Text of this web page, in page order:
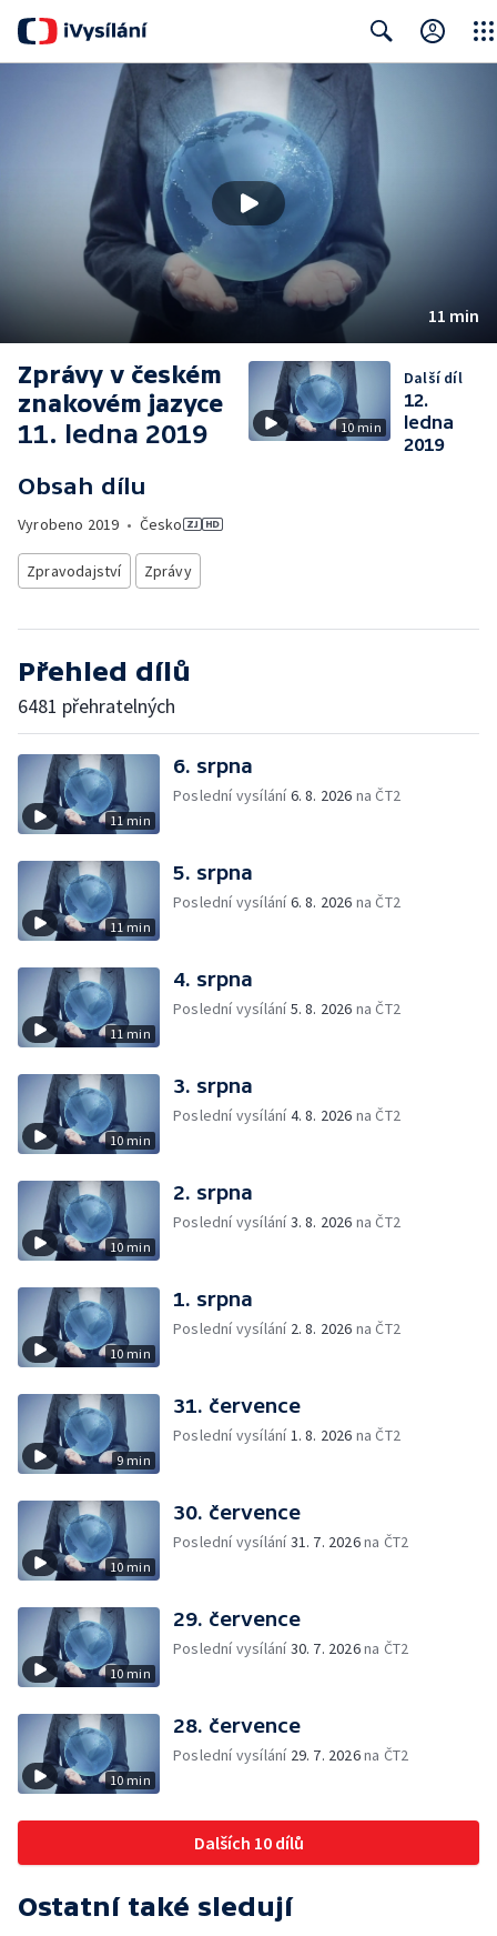
Search
11 min
Zprávy v českém
znakovém jazyce
11. ledna 2019
Obsah dílu
Vyrobeno 2019 • Česko
Zpravodajství Zprávy
10 min
Další díl
12.
ledna
2019
Přehled dílů
6481 přehratelných
11 min
6. srpna
Poslední vysílání6. 8. 2026 na ČT2
11 min
5. srpna
Poslední vysílání6. 8. 2026 na ČT2
11 min
4. srpna
Poslední vysílání5. 8. 2026 na ČT2
10 min
3. srpna
Poslední vysílání4. 8. 2026 na ČT2
10 min
2. srpna
Poslední vysílání3. 8. 2026 na ČT2
10 min
1. srpna
Poslední vysílání 2. 8. 2026 na ČT2
9 min
31. července
Poslední vysílání1. 8. 2026 na ČT2
10 min
30. července
Poslední vysílání31. 7. 2026na ČT2
10 min
29. července
Poslední vysílání30. 7. 2026na ČT2
10 min
28. července
Poslední vysílání 29. 7. 2026na ČT2
Dalších 10 dílů
Ostatní také sledují